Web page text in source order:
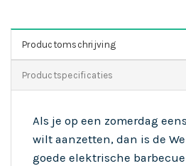
Productomschrijving
Productspecificaties
Als je op een zomerdag
wilt aanzetten, dan is de
goede elektrische